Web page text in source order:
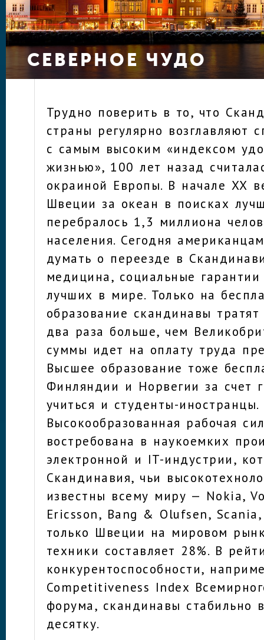
СЕВЕРНОЕ ЧУДО
Трудно поверить в то, что
страны регулярно возглавляют
с самым высоким «индексом
жизнью», 100 лет назад
окраиной Европы. В начале ХХ
Швеции за океан в поисках
перебралось 1,3 миллиона
населения. Сегодня
думать о переезде в
медицина, социальные
лучших в мире. Только на
образование скандинавы
два раза больше, чем
суммы идет на оплату труда
Высшее образование тоже
Финляндии и Норвегии за счет
учиться и студенты-иностранцы.
Высокообразованная рабочая
востребована в наукоемких
электронной и IT-индустрии,
Скандинавия, чьи
известны всему миру — Nokia,
Ericsson, Bang & Olufsen,
только Швеции на мировом
техники составляет 28%. В
конкурентоспособности,
Competitiveness Index
форума, скандинавы стабильно
десятку.